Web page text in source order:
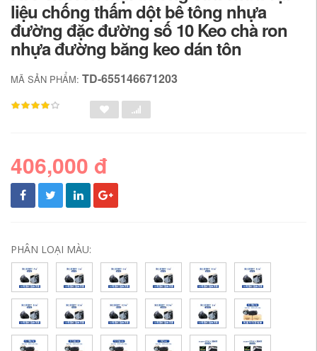
liệu chống thấm dột bê tông nhựa
đường đặc đường số 10 Keo chà ron
nhựa đường băng keo dán tôn
MÃ SẢN PHẨM: TD-655146671203
406,000 đ
PHÂN LOẠI MÀU: